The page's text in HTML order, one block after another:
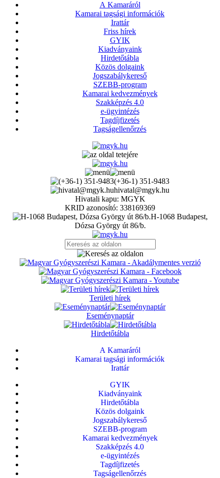
A Kamaráról
Kamarai tagsági információk
Irattár
Friss hírek
GYIK
Kiadványaink
Hirdetőtábla
Közös dolgaink
Jogszabálykereső
SZEBB-program
Kamarai kedvezmények
Szakképzés 4.0
e-ügyintézés
Tagdíjfizetés
Tagságellenőrzés
(+36-1) 351-9483
hivatal@mgyk.hu
Hivatali kapu: MGYK
KRID azonosító: 338169369
H-1068 Budapest,
Dózsa György út 86/b.
Területi hírek
Eseménynaptár
Hirdetőtábla
A Kamaráról
Kamarai tagsági információk
Irattár
GYIK
Kiadványaink
Hirdetőtábla
Közös dolgaink
Jogszabálykereső
SZEBB-program
Kamarai kedvezmények
Szakképzés 4.0
e-ügyintézés
Tagdíjfizetés
Tagságellenőrzés